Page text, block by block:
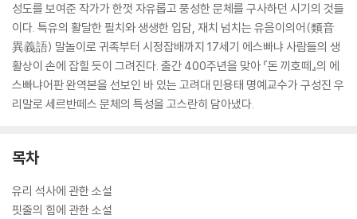
성도를 보여준 작가가 한껏 자유롭고 풍성한 문체를 구사하던 시기의 것들
이다. 특유의 활달한 필치와 생생한 입담, 재치 넘치는 유음이의어(類音
異義語) 말놀이로 귀족부터 시정잡배까지 17세기 에스빠냐 사람들의 생
활상이 손에 잡힐 듯이 그려진다. 출간 400주년을 맞아 『돈 끼호떼』의 에
스빠냐어판 완역본을 선보인 바 있는 고려대 민용태 명예교수가 구성진 우
리말로 세르반떼스 문체의 특성을 고스란히 담아냈다.
목차
유리 석사에 관한 소설
핏줄의 힘에 관한 소설